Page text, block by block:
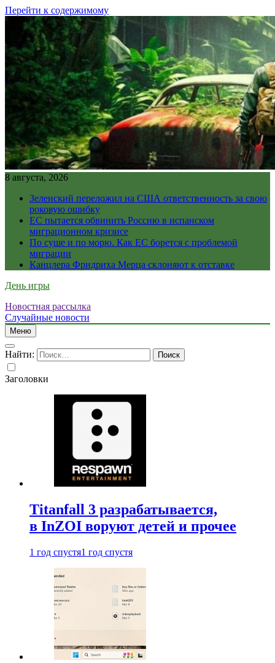
Перейти к содержимому
8 августа, 2026
Зеленский переложил на США ответственность за свою
роковую ошибку
ЕС пытается обвинить Россию в испанском
миграционном кризисе
По суше и по морю. Как ЕС борется с проблемой
миграции
Канцлера Фридриха Мерца склоняют к отставке
День игры
Новостная рассылка
Случайные новости
Меню
Найти:
Заголовки
Titanfall 3 разрабатывается,
в InZOI воруют детей и прочее
1 год спустя1 год спустя